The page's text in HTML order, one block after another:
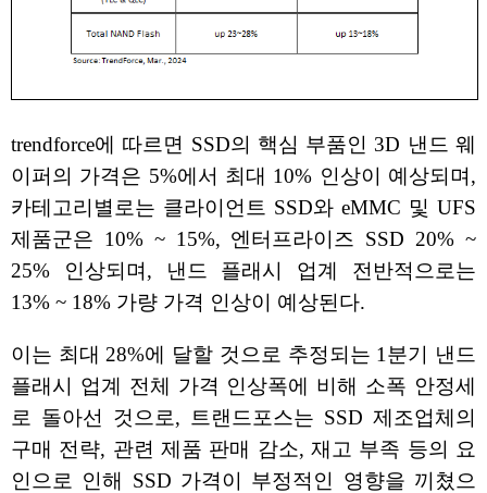
trendforce에 따르면 SSD의 핵심 부품인 3D 낸드 웨
이퍼의 가격은 5%에서 최대 10% 인상이 예상되며,
카테고리별로는 클라이언트 SSD와 eMMC 및 UFS
제품군은 10% ~ 15%, 엔터프라이즈 SSD 20% ~
25% 인상되며, 낸드 플래시 업계 전반적으로는
13% ~ 18% 가량 가격 인상이 예상된다.
이는 최대 28%에 달할 것으로 추정되는 1분기 낸드
플래시 업계 전체 가격 인상폭에 비해 소폭 안정세
로 돌아선 것으로, 트랜드포스는 SSD 제조업체의
구매 전략, 관련 제품 판매 감소, 재고 부족 등의 요
인으로 인해 SSD 가격이 부정적인 영향을 끼쳤으